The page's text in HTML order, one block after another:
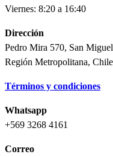
Viernes: 8:20 a 16:40
Dirección
Pedro Mira 570, San
Región Metropolitana,
Términos y condiciones
Whatsapp
+569 3268 4161
Correo